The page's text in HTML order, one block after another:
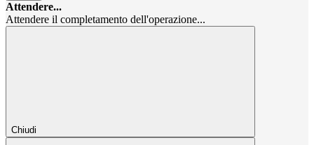
Attendere...
Attendere il completamento dell'operazione...
Chiudi